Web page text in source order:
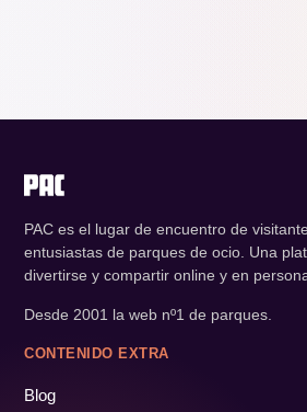
PAC es el lugar de encuentro de
entusiastas de parques de ocio. Una
divertirse y compartir online y en
Desde 2001 la web nº1 de parques.
CONTENIDO EXTRA
Blog